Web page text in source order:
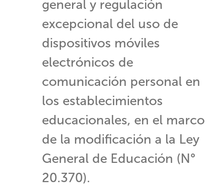
general y regulación
excepcional del uso de
dispositivos móviles
electrónicos de
comunicación personal en
los establecimientos
educacionales, en el marco
de la modificación a la Ley
General de Educación (N°
20.370).